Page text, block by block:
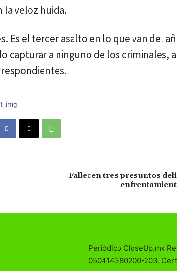
la veloz huida.
Es el tercer asalto en lo que van del
capturar a ninguno de los criminales,
Fallecen tres presuntos
Periódico CloseUp.mx
050414380200-203.